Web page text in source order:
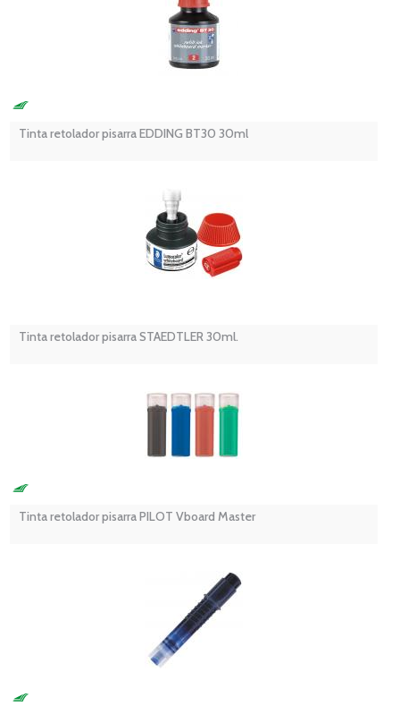
Tinta retolador pisarra EDDING BT30 30ml
Tinta retolador pisarra STAEDTLER 30ml.
Tinta retolador pisarra PILOT Vboard Master